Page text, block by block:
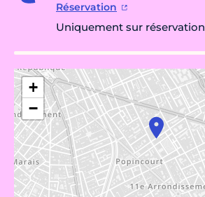
Réservation
Uniquement sur réservation
+
−